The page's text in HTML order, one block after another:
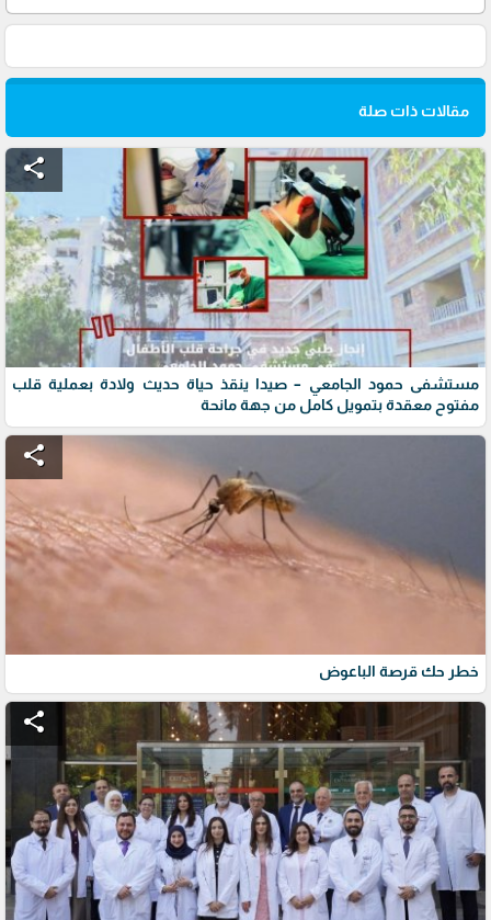
مقالات ذات صلة
share
مستشفى حمود الجامعي – صيدا ينقذ حياة حديث ولادة بعملية قلب
مفتوح معقدة بتمويل كامل من جهة مانحة
share
خطر حك قرصة الباعوض
share